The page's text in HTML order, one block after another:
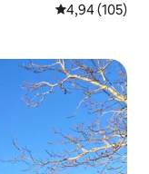
Средна
4,94 (105)